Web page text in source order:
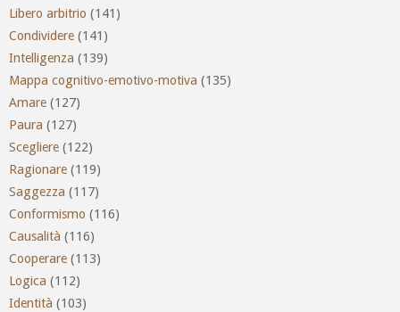
Libero arbitrio (141)
Condividere (141)
Intelligenza (139)
Mappa cognitivo-emotivo-motiva (135)
Amare (127)
Paura (127)
Scegliere (122)
Ragionare (119)
Saggezza (117)
Conformismo (116)
Causalità (116)
Cooperare (113)
Logica (112)
Identità (103)